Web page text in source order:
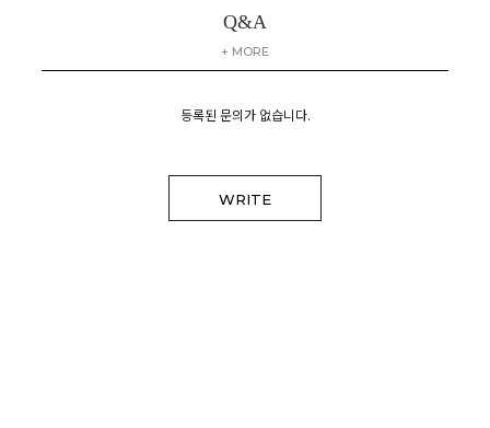
Q&A
+ MORE
등록된 문의가 없습니다.
WRITE